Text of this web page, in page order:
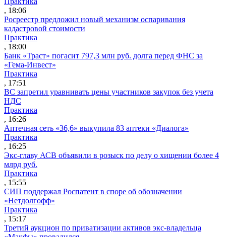
, 18:06
Росреестр предложил новый механизм оспаривания
кадастровой стоимости
Практика
, 18:00
Банк «Траст» погасит 797,3 млн руб. долга перед ФНС за
«Гема-Инвест»
Практика
, 17:51
ВС запретил уравнивать цены участников закупок без учета
НДС
Практика
, 16:26
Аптечная сеть «36,6» выкупила 83 аптеки «Диалога»
Практика
, 16:25
Экс-главу АСВ объявили в розыск по делу о хищении более 4
млрд руб.
Практика
, 15:55
СИП поддержал Роспатент в споре об обозначении
«Нетдолгофф»
Практика
, 15:17
Третий аукцион по приватизации активов экс-владельца